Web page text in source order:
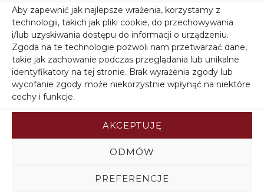
Aby zapewnić jak najlepsze wrażenia, korzystamy z
technologii, takich jak pliki cookie, do przechowywania
i/lub uzyskiwania dostępu do informacji o urządzeniu.
Zgoda na te technologie pozwoli nam przetwarzać dane,
takie jak zachowanie podczas przeglądania lub unikalne
identyfikatory na tej stronie. Brak wyrażenia zgody lub
wycofanie zgody może niekorzystnie wpłynąć na niektóre
cechy i funkcje.
AKCEPTUJĘ
ODMÓW
PREFERENCJE
Filtruj wg ceny
Filtruj wg stanu magazynowego